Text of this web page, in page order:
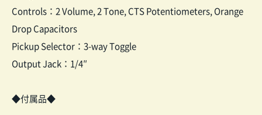
Controls：2 Volume, 2 Tone, CTS Potentiometers, Orange
Drop Capacitors
Pickup Selector：3-way Toggle
Output Jack：1/4″
◆付属品◆